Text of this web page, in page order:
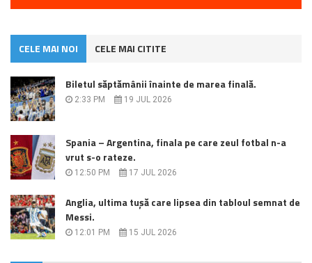
CELE MAI NOI CELE MAI CITITE
Biletul săptămânii înainte de marea finală.
2:33 PM 19 JUL 2026
Spania – Argentina, finala pe care zeul fotbal n-a
vrut s-o rateze.
12:50 PM 17 JUL 2026
Anglia, ultima tușă care lipsea din tabloul semnat de
Messi.
12:01 PM 15 JUL 2026